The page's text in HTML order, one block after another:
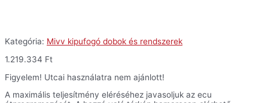
Kategória: Mivv kipufogó dobok és rendszerek
1.219.334 Ft
Figyelem! Utcai használatra nem ajánlott!
A maximális teljesítmény eléréséhez javasoljuk az ecu